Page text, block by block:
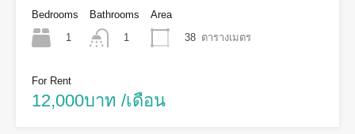
Bedrooms
1
Bathrooms
1
Area
38 ตารางเมตร
For Rent
12,000บาท /เดือน